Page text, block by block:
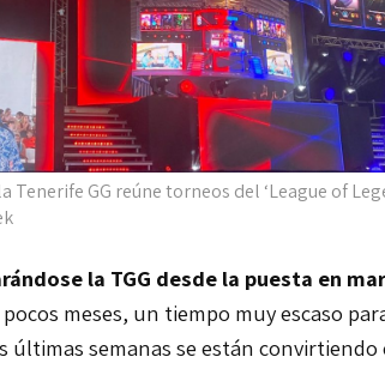
GG reúne torneos del ‘League of
la TGG desde la puesta en
meses, un tiempo muy escaso
últimas semanas se están convirtiendo